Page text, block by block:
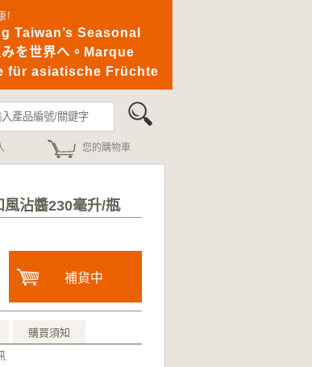
康!
Taiwan’s Seasonal
を世界へ。Marque
für asiatische Früchte
您的購物車
風沾醬230毫升/瓶
補貨中
購買須知